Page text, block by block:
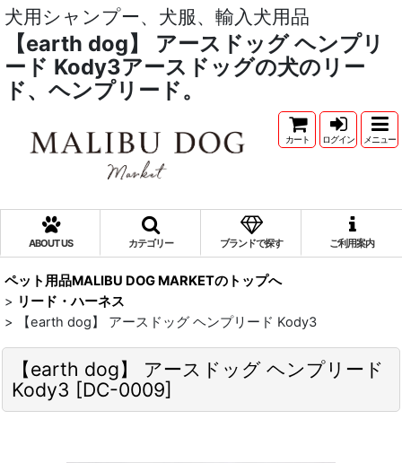
犬用シャンプー、犬服、輸入犬用品
【earth dog】 アースドッグ ヘンプリ
ード Kody3アースドッグの犬のリー
ド、ヘンプリード。
カート ログイン メニュー
ABOUT US カテゴリー ブランドで探す ご利用案内
ペット用品MALIBU DOG MARKETのトップへ
> リード・ハーネス
>
【earth dog】 アースドッグ ヘンプリード Kody3
【earth dog】 アースドッグ ヘンプリード
Kody3 [DC-0009]